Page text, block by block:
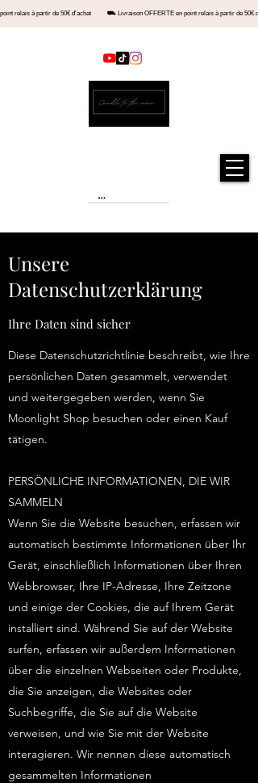
en point relais à partir de 50€ d'achat ⛟ Livraison OFFERTE en point relais
Unsere
Datenschutzerklärung
Ihre Daten sind sicher
Diese Datenschutzrichtlinie beschreibt, wie Ihre
persönlichen Daten gesammelt, verwendet
und weitergegeben werden, wenn Sie
Moonlight Shop besuchen oder einen Kauf
tätigen.
PERSÖNLICHE INFORMATIONEN, DIE WIR
SAMMELN
Wenn Sie die Website besuchen, erfassen wir
automatisch bestimmte Informationen über Ihr
Gerät, einschließlich Informationen über Ihren
Webbrowser, Ihre IP-Adresse, Ihre Zeitzone
und einige der Cookies, die auf Ihrem Gerät
installiert sind. Während Sie auf der Website
surfen, erfassen wir außerdem Informationen
über die einzelnen Webseiten oder Produkte,
die Sie anzeigen, die Websites oder
Suchbegriffe, die Sie auf die Website
verweisen, und wie Sie mit der Website
interagieren. Wir nennen diese automatisch
gesammelten Informationen